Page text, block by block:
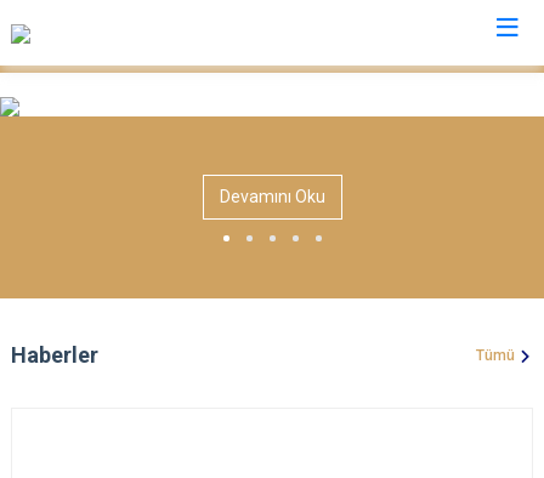
Nevşehir
Gülşehir
Hacıbektaş
Devamını Oku
Haberler Tümü